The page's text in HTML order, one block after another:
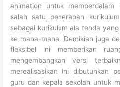
animation untuk
salah satu penerapan
sebagai kurikulum ala tenda
ke mana-mana. Demikian juga
fleksibel ini memberikan
mengembangkan versi
merealisasikan ini dibutuhkan
guru dan kepala sekolah untuk